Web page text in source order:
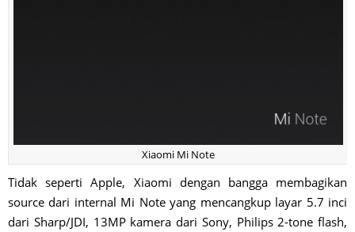
Xiaomi Mi Note
Tidak seperti Apple, Xiaomi dengan bangga membagikan
source dari internal Mi Note yang mencangkup layar 5.7 inci
dari Sharp/JDI, 13MP kamera dari Sony, Philips 2-tone flash,